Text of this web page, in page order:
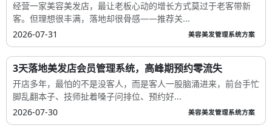
经营一家美容美发店，最让老板心动的增长方式莫过于老客带新
客。但理想很丰满，落地却很骨感——推荐关...
2026-07-31
美容美发管理系统方案
3天落地美发店会员管理系统，高峰期预约零流失
开店多年，最怕的不是没客人，而是客人一股脑涌进来，前台手忙
脚乱翻本子、技师扯着嗓子问排位、预约好...
2026-07-30
美容美发管理系统方案